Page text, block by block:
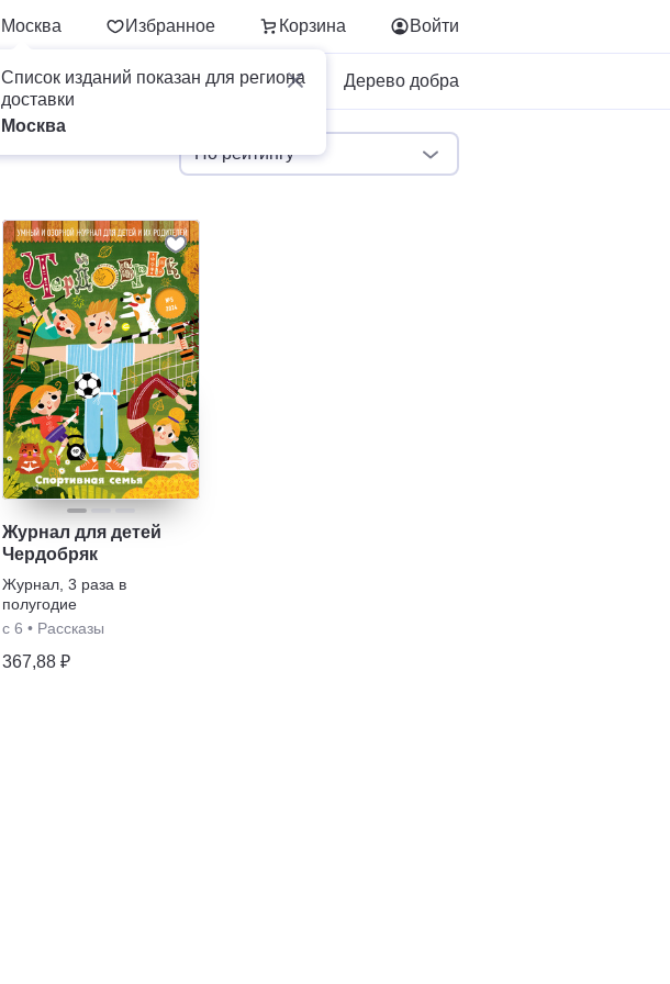
Москва Избранное Корзина
Список изданий показан для региона
доставки
Москва
Войти
Для бизнеса Дерево добра
По рейтингу
Журнал для детей
Чердобряк
Журнал, 3 раза в
полугодие
с 6 • Рассказы
367,88 ₽